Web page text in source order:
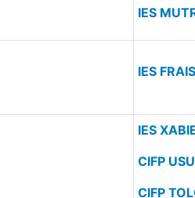
IES
IES
IES
CIFP
CIFP